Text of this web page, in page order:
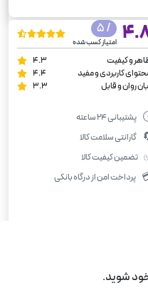
/ 5
امتیاز کسب شده
و کیفیت
4.3
کاربردی و مفید
4.4
روان و قابل
3.3
پشتیبانی ۲۴ ساعته
گارانتی سلامت کالا
تضمین کیفیت کالا
پرداخت امن از درگاه بانکی
خود شوید.